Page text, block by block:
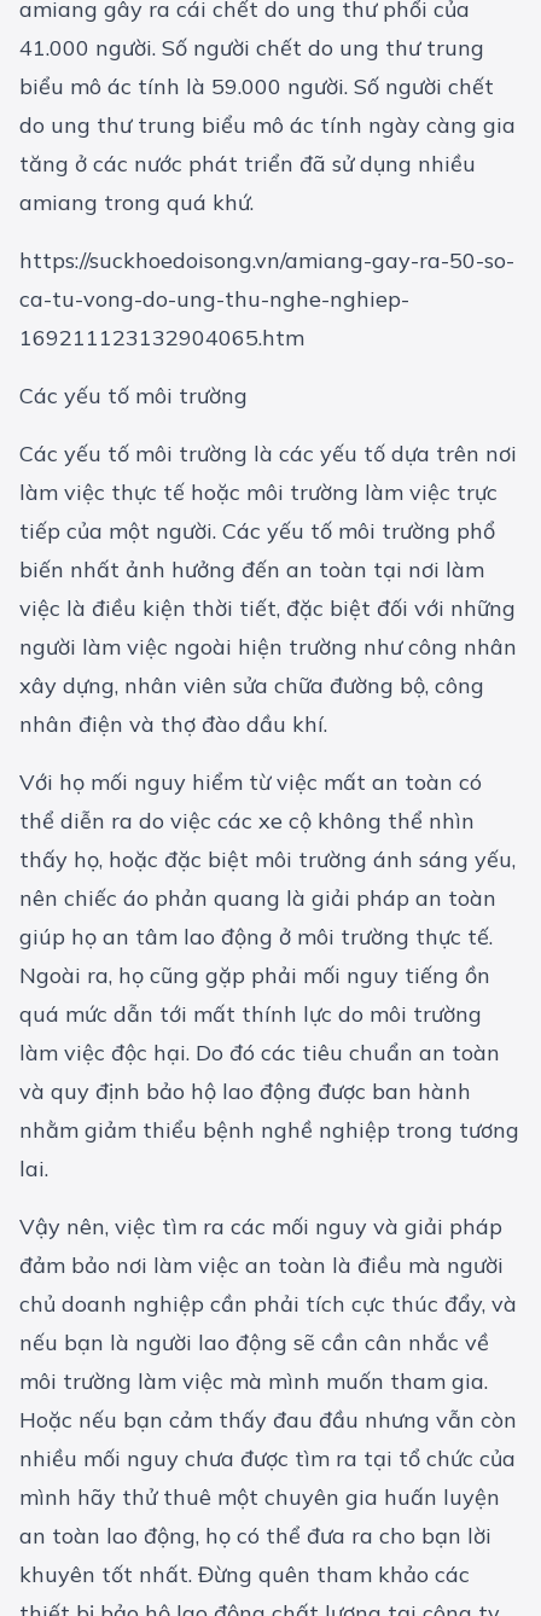
amiang gây ra cái chết do ung thư phổi của
41.000 người. Số người chết do ung thư trung
biểu mô ác tính là 59.000 người. Số người chết
do ung thư trung biểu mô ác tính ngày càng gia
tăng ở các nước phát triển đã sử dụng nhiều
amiang trong quá khứ.
https://suckhoedoisong.vn/amiang-gay-ra-50-so-
ca-tu-vong-do-ung-thu-nghe-nghiep-
169211123132904065.htm
Các yếu tố môi trường
Các yếu tố môi trường là các yếu tố dựa trên nơi
làm việc thực tế hoặc môi trường làm việc trực
tiếp của một người. Các yếu tố môi trường phổ
biến nhất ảnh hưởng đến an toàn tại nơi làm
việc là điều kiện thời tiết, đặc biệt đối với những
người làm việc ngoài hiện trường như công nhân
xây dựng, nhân viên sửa chữa đường bộ, công
nhân điện và thợ đào dầu khí.
Với họ mối nguy hiểm từ việc mất an toàn có
thể diễn ra do việc các xe cộ không thể nhìn
thấy họ, hoặc đặc biệt môi trường ánh sáng yếu,
nên chiếc áo phản quang là giải pháp an toàn
giúp họ an tâm lao động ở môi trường thực tế.
Ngoài ra, họ cũng gặp phải mối nguy tiếng ồn
quá mức dẫn tới mất thính lực do môi trường
làm việc độc hại. Do đó các tiêu chuẩn an toàn
và quy định bảo hộ lao động được ban hành
nhằm giảm thiểu bệnh nghề nghiệp trong tương
lai.
Vậy nên, việc tìm ra các mối nguy và giải pháp
đảm bảo nơi làm việc an toàn là điều mà người
chủ doanh nghiệp cần phải tích cực thúc đẩy, và
nếu bạn là người lao động sẽ cần cân nhắc về
môi trường làm việc mà mình muốn tham gia.
Hoặc nếu bạn cảm thấy đau đầu nhưng vẫn còn
nhiều mối nguy chưa được tìm ra tại tổ chức của
mình hãy thử thuê một chuyên gia huấn luyện
an toàn lao động, họ có thể đưa ra cho bạn lời
khuyên tốt nhất. Đừng quên tham khảo các